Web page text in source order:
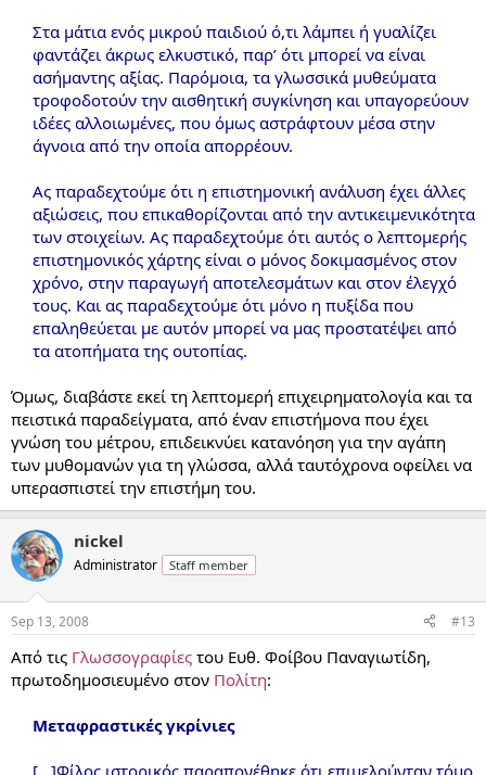
Στα μάτια ενός μικρού παιδιού ό,τι λάμπει ή γυαλίζει
φαντάζει άκρως ελκυστικό, παρ’ ότι μπορεί να είναι
ασήμαντης αξίας. Παρόμοια, τα γλωσσικά μυθεύματα
τροφοδοτούν την αισθητική συγκίνηση και υπαγορεύουν
ιδέες αλλοιωμένες, που όμως αστράφτουν μέσα στην
άγνοια από την οποία απορρέουν.
Ας παραδεχτούμε ότι η επιστημονική ανάλυση έχει άλλες
αξιώσεις, που επικαθορίζονται από την αντικειμενικότητα
των στοιχείων. Ας παραδεχτούμε ότι αυτός ο λεπτομερής
επιστημονικός χάρτης είναι ο μόνος δοκιμασμένος στον
χρόνο, στην παραγωγή αποτελεσμάτων και στον έλεγχό
τους. Και ας παραδεχτούμε ότι μόνο η πυξίδα που
επαληθεύεται με αυτόν μπορεί να μας προστατέψει από
τα ατοπήματα της ουτοπίας.
Όμως, διαβάστε εκεί τη λεπτομερή επιχειρηματολογία και τα
πειστικά παραδείγματα, από έναν επιστήμονα που έχει
γνώση του μέτρου, επιδεικνύει κατανόηση για την αγάπη
των μυθομανών για τη γλώσσα, αλλά ταυτόχρονα οφείλει να
υπερασπιστεί την επιστήμη του.
nickel
Administrator Staff member
Sep 13, 2008 #13
Από τις Γλωσσογραφίες του Ευθ. Φοίβου Παναγιωτίδη,
πρωτοδημοσιευμένο στον Πολίτη:
Μεταφραστικές γκρίνιες
[...]Φίλος ιστορικός παραπονέθηκε ότι επιμελούνταν τόμο